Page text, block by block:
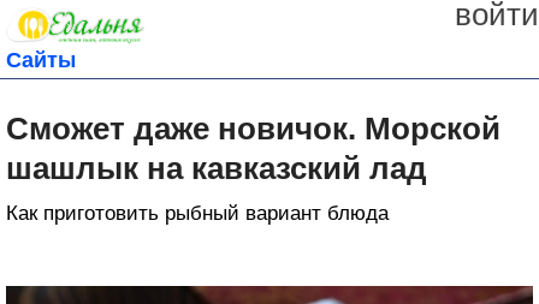
войти
Сайты
Сможет даже новичок. Морской
шашлык на кавказский лад
Как приготовить рыбный вариант блюда